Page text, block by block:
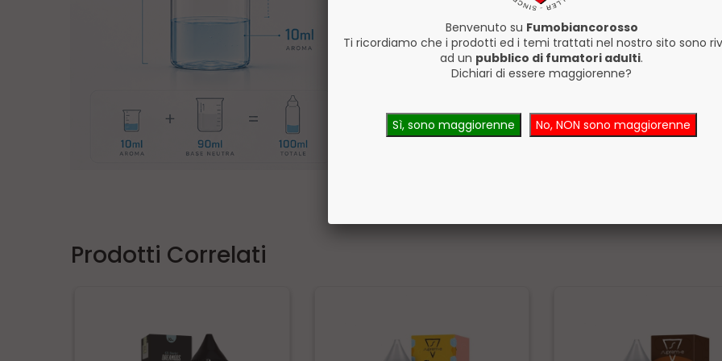
Prodotti Correlati
Benvenuto su Fumobiancorosso
Ti ricordiamo che i prodotti ed i temi trattati nel nostro sito sono
ad un pubblico di fumatori adulti.
Dichiari di essere maggiorenne?
Sì, sono maggiorenne No, NON sono maggiorenne